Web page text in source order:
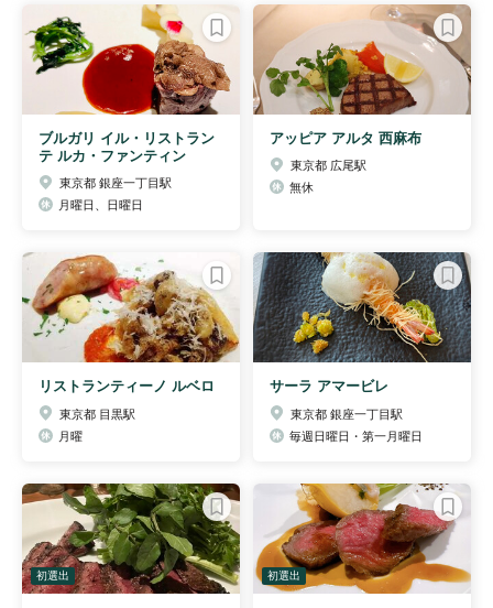
ブルガリ イル・リストラン
テ ルカ・ファンティン
東京都 銀座一丁目駅
月曜日、日曜日
アッピア アルタ 西麻布
東京都 広尾駅
無休
リストランティーノ ルベロ
東京都 目黒駅
月曜
サーラ アマービレ
東京都 銀座一丁目駅
毎週日曜日・第一月曜日
初選出 初選出